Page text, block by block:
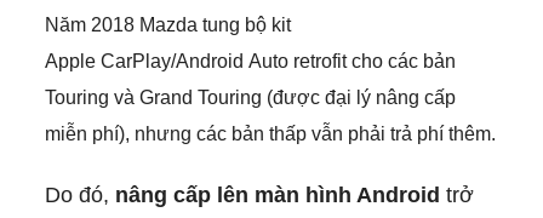
Năm 2018 Mazda tung bộ kit
Apple CarPlay/Android Auto retrofit cho các bản
Touring và Grand Touring (được đại lý nâng cấp
miễn phí), nhưng các bản thấp vẫn phải trả phí thêm.
Do đó, nâng cấp lên màn hình Android trở